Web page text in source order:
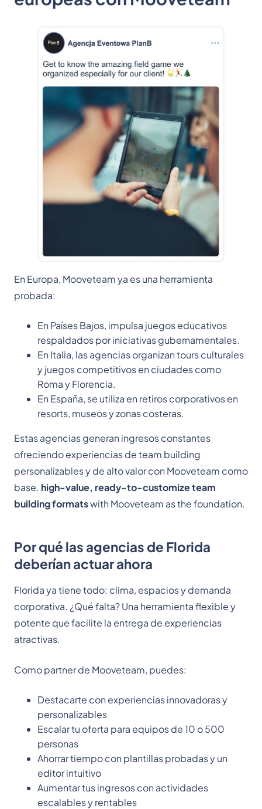
En Europa, Mooveteam ya es una herramienta
probada:
En Países Bajos, impulsa juegos educativos
respaldados por iniciativas gubernamentales.
En Italia, las agencias organizan tours culturales
y juegos competitivos en ciudades como
Roma y Florencia.
En España, se utiliza en retiros corporativos en
resorts, museos y zonas costeras.
Estas agencias generan ingresos constantes
ofreciendo experiencias de team building
personalizables y de alto valor con Mooveteam como
base. high-value, ready-to-customize team
building formatswith Mooveteam as the foundation.
Por qué las agencias de Florida
deberían actuar ahora
Florida ya tiene todo: clima, espacios y demanda
corporativa. ¿Qué falta? Una herramienta flexible y
potente que facilite la entrega de experiencias
atractivas.
Como partner de Mooveteam, puedes:
Destacarte con experiencias innovadoras y
personalizables
Escalar tu oferta para equipos de 10 o 500
personas
Ahorrar tiempo con plantillas probadas y un
editor intuitivo
Aumentar tus ingresos con actividades
escalables y rentables